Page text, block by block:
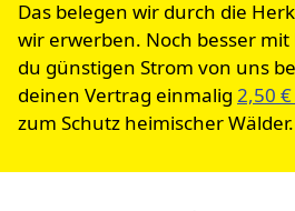
Das belegen wir durch die
wir erwerben. Noch besser mit
du günstigen Strom von uns
deinen Vertrag einmalig 2,50
zum Schutz heimischer Wälder.